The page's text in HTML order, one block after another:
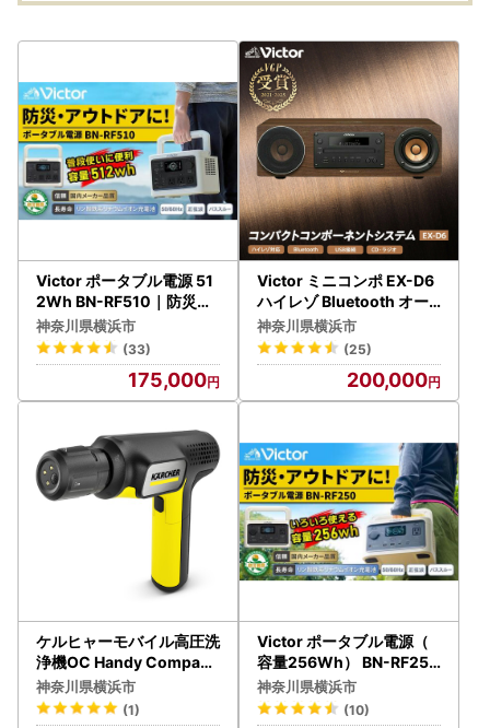
5.マイナンバーカードで暗証番号を入力
-----------------------------------------
なお、4月1日以前に「自治体マイページ」にて申請を完了さ
れている場合、現在は同マイページ上で申請状況をご確認い
ただけない状態となっております。
ご不便をおかけしておりますこと、誠に申し訳ございませ
ん。
申請がお済みの方につきましては、申請時に申請完了メール
が送信されておりますので、そちらにて受付完了をご確認い
ただけます。
申請状況の確認やご不明な点がございましたら、お手数では
ございますが下記サポート室までお問い合わせください。
【横浜市ふるさと納税サポート室】
TEL：050-5538-7986
営業日のご案内 平日9時～18時 ※土日祝日、GW、年末年
始は休業となります
Victor ポータブル電源 51
2Wh BN-RF510｜防災・
アウトドアに 横浜市 AJZ
0004
神奈川県横浜市
(33)
175,000
Victor ミニコンポ EX-D6
ハイレゾ Bluetooth オー
ディオ 家電 スピーカー AJ
Z0002
神奈川県横浜市
(25)
200,000
ケルヒャーモバイル高圧洗
浄機OC Handy Compact
（ハンディエア） APV00
07
神奈川県横浜市
(1)
Victor ポータブル電源（
容量256Wh） BN-RF250
｜防災やキャンプに 横浜
市 AJZ0005
神奈川県横浜市
(10)